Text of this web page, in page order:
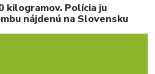
kilogramov. Polícia ju
nájdenú na Slovensku